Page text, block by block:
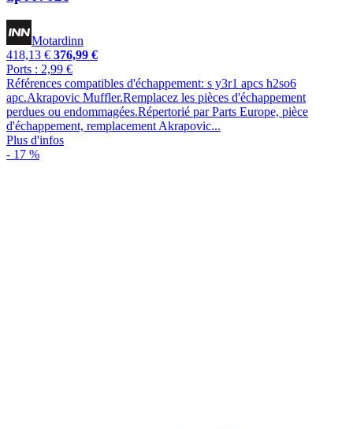
Motardinn
418,13 € 376,99 €
Ports : 2,99 €
Références compatibles d'échappement: s y3r1 apcs h2so6
apc.Akrapovic Muffler.Remplacez les pièces d'échappement
perdues ou endommagées.Répertorié par Parts Europe, pièce
d'échappement, remplacement Akrapovic...
Plus d'infos
- 17 %